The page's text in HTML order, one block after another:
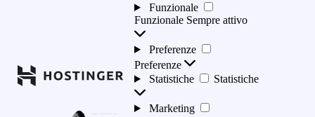
Funzionale
Funzionale Sempre attivo
Preferenze
Preferenze
Statistiche
Statistiche
Marketing